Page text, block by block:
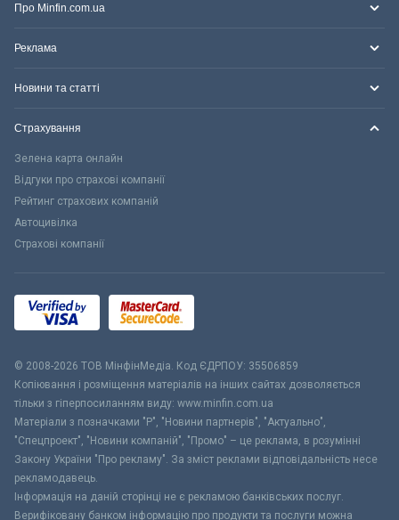
Про Minfin.com.ua
Реклама
Новини та статті
Страхування
Зелена карта онлайн
Відгуки про страхові компанії
Рейтинг страхових компаній
Автоцивілка
Страхові компанії
© 2008-2026 ТОВ МiнфiнМедiа. Код ЄДРПОУ: 35506859
Копіювання і розміщення матеріалів на інших сайтах дозволяється
тільки з гіперпосиланням виду: www.minfin.com.ua
Матеріали з позначками "Р", "Новини партнерів", "Актуально",
"Спецпроект", "Новини компаній", "Промо" – це реклама, в розумінні
Закону України "Про рекламу". За зміст реклами відповідальність несе
рекламодавець.
Інформація на даній сторінці не є рекламою банківських послуг.
Верифіковану банком інформацію про продукти та послуги можна